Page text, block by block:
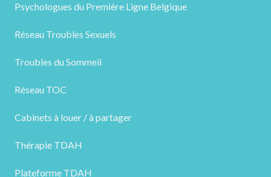
Psychologues du Première Ligne Belgique
Réseau Troubles Sexuels
Troubles du Sommeil
Réseau TOC
Cabinets à louer / à partager
Thérapie TDAH
Plateforme TDAH